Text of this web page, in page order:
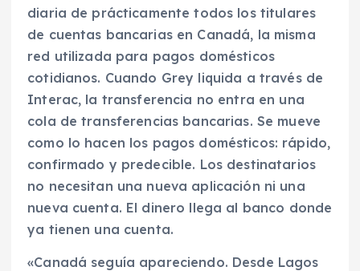
diaria de prácticamente todos los titulares
de cuentas bancarias en Canadá, la misma
red utilizada para pagos domésticos
cotidianos. Cuando Grey liquida a través de
Interac, la transferencia no entra en una
cola de transferencias bancarias. Se mueve
como lo hacen los pagos domésticos: rápido,
confirmado y predecible. Los destinatarios
no necesitan una nueva aplicación ni una
nueva cuenta. El dinero llega al banco donde
ya tienen una cuenta.
«Canadá seguía apareciendo. Desde Lagos